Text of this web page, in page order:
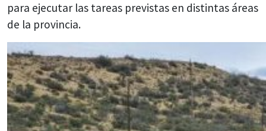
para ejecutar las tareas previstas en distintas áreas
de la provincia.